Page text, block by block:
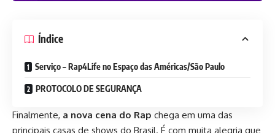
Índice
Serviço – Rap4Life no Espaço das Américas/São Paulo
PROTOCOLO DE SEGURANÇA
Finalmente, a nova cena do Rap chega em uma das
principais casas de shows do Brasil. É com muita alegria que